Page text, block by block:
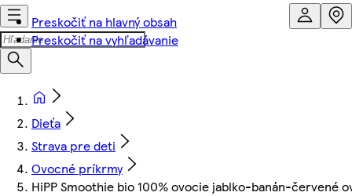
Preskočiť na hlavný obsah
Preskočiť na vyhľadávanie
Dieťa
Strava pre deti
Ovocné príkrmy
HiPP Smoothie bio 100% ovocie jablko-banán-červené